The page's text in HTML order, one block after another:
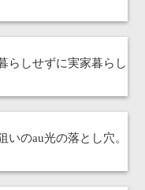
らしせずに実家暮らし
いのau光の落とし穴。